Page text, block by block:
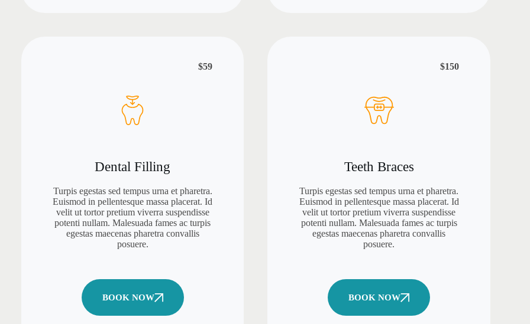
$59
Dental Filling
Turpis egestas sed tempus urna et pharetra.
Euismod in pellentesque massa placerat. Id
velit ut tortor pretium viverra suspendisse
potenti nullam. Malesuada fames ac turpis
egestas maecenas pharetra convallis
posuere.
BOOK NOW
$150
Teeth Braces
Turpis egestas sed tempus urna et pharetra.
Euismod in pellentesque massa placerat. Id
velit ut tortor pretium viverra suspendisse
potenti nullam. Malesuada fames ac turpis
egestas maecenas pharetra convallis
posuere.
BOOK NOW